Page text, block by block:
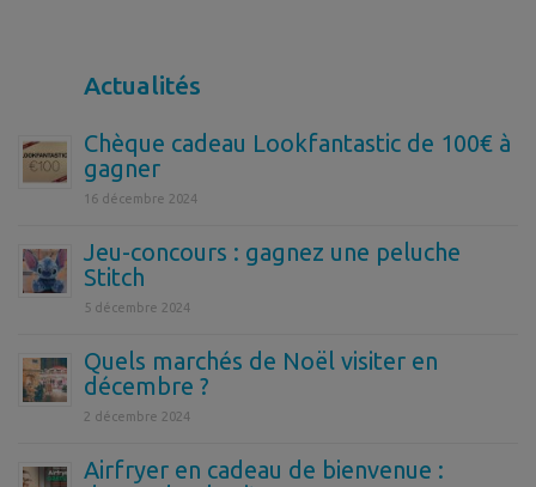
Actualités
Chèque cadeau Lookfantastic de 100€ à
gagner
16 décembre 2024
Jeu-concours : gagnez une peluche
Stitch
5 décembre 2024
Quels marchés de Noël visiter en
décembre ?
2 décembre 2024
Airfryer en cadeau de bienvenue :